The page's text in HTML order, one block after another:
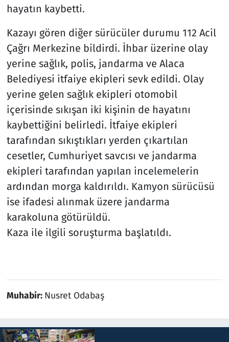
hayatın kaybetti.
Kazayı gören diğer sürücüler durumu 112 Acil
Çağrı Merkezine bildirdi. İhbar üzerine olay
yerine sağlık, polis, jandarma ve Alaca
Belediyesi itfaiye ekipleri sevk edildi. Olay
yerine gelen sağlık ekipleri otomobil
içerisinde sıkışan iki kişinin de hayatını
kaybettiğini belirledi. İtfaiye ekipleri
tarafından sıkıştıkları yerden çıkartılan
cesetler, Cumhuriyet savcısı ve jandarma
ekipleri tarafından yapılan incelemelerin
ardından morga kaldırıldı. Kamyon sürücüsü
ise ifadesi alınmak üzere jandarma
karakoluna götürüldü.
Kaza ile ilgili soruşturma başlatıldı.
Muhabir: Nusret Odabaş